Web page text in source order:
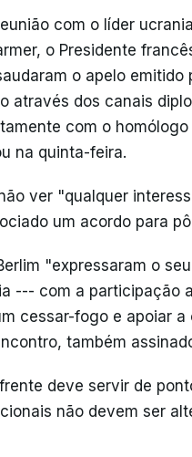
com o líder
o Presidente
o apelo
através dos canais
com o
na quinta-feira.
ver "qualquer
um acordo para
"expressaram o
--- com a participação
cessar-fogo e apoiar
também
deve servir de
não devem ser